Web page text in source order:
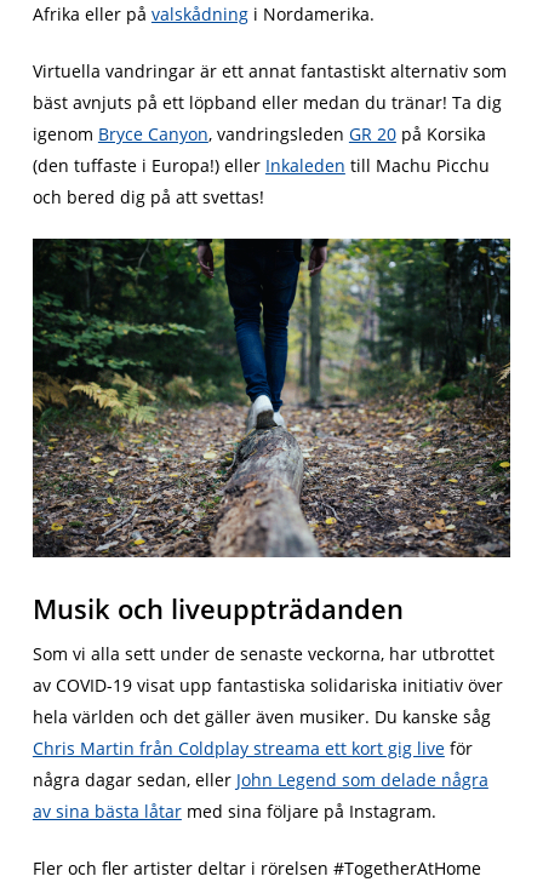
Afrika eller på valskådningi Nordamerika.
Virtuella vandringar är ett annat fantastiskt alternativ som
bäst avnjuts på ett löpband eller medan du tränar! Ta dig
igenom Bryce Canyon, vandringsleden GR 20på Korsika
(den tuffaste i Europa!) eller Inkaleden till Machu Picchu
och bered dig på att svettas!
Musik och liveuppträdanden
Som vi alla sett under de senaste veckorna, har utbrottet
av COVID-19 visat upp fantastiska solidariska initiativ över
hela världen och det gäller även musiker. Du kanske såg
Chris Martin från Coldplay streama ett kort gig liveför
några dagar sedan, eller John Legend som delade några
av sina bästa låtarmed sina följare på Instagram.
Fler och fler artister deltar i rörelsen #TogetherAtHome